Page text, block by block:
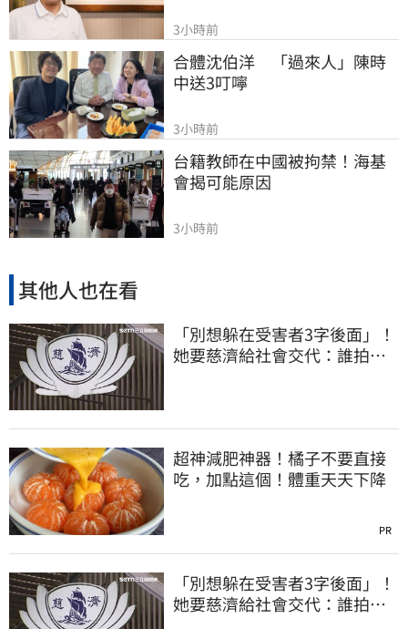
3小時前
合體沈伯洋　「過來人」陳時
中送3叮嚀
3小時前
台籍教師在中國被拘禁！海基
會揭可能原因
3小時前
其他人也在看
「別想躲在受害者3字後面」！
她要慈濟給社會交代：誰拍板
超神減肥神器！橘子不要直接
吃，加點這個！體重天天下降
PR
「別想躲在受害者3字後面」！
她要慈濟給社會交代：誰拍板